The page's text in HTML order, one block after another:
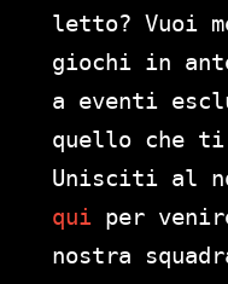
letto? Vuoi
giochi in
a eventi
quello che ti
Unisciti al
qui per
nostra